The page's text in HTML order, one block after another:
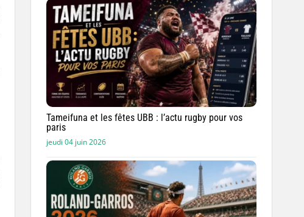
Tameifuna et les fêtes UBB : l’actu rugby pour vos
paris
jeudi 04 juin 2026